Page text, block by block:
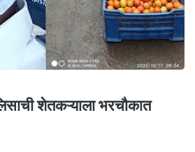
शेतकऱ्याला भरचौकात